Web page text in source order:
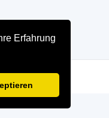
Erfahrung